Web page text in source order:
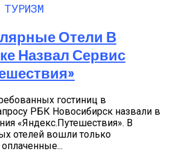
Отели В
Назвал Сервис
гостиниц в
РБК Новосибирск назвали в
«Яндекс.Путешествия». В
отелей вошли только